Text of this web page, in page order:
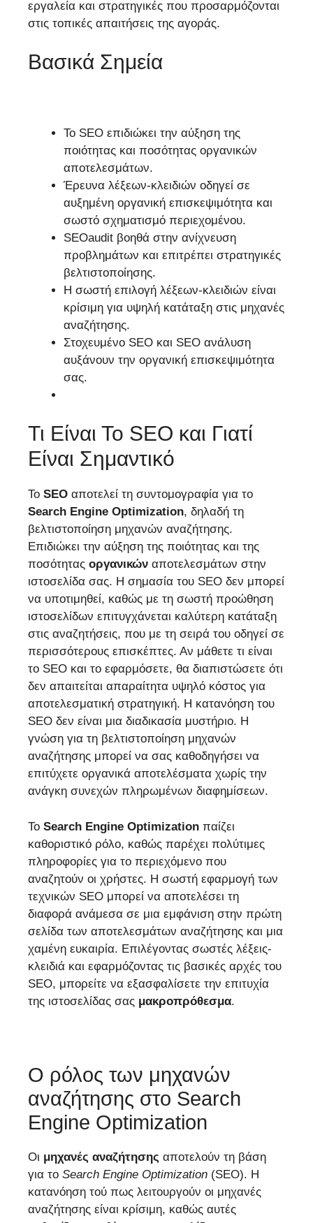
εργαλεία και στρατηγικές που προσαρμόζονται
στις τοπικές απαιτήσεις της αγοράς.
Βασικά Σημεία
Το SEO επιδιώκει την αύξηση της
ποιότητας και ποσότητας οργανικών
αποτελεσμάτων.
Έρευνα λέξεων-κλειδιών οδηγεί σε
αυξημένη οργανική επισκεψιμότητα και
σωστό σχηματισμό περιεχομένου.
SEOaudit βοηθά στην ανίχνευση
προβλημάτων και επιτρέπει στρατηγικές
βελτιστοποίησης.
Η σωστή επιλογή λέξεων-κλειδιών είναι
κρίσιμη για υψηλή κατάταξη στις μηχανές
αναζήτησης.
Στοχευμένο SEO και SEO ανάλυση
αυξάνουν την οργανική επισκεψιμότητα
σας.
Τι Είναι Το SEO και Γιατί
Είναι Σημαντικό
Το SEO αποτελεί τη συντομογραφία για το
Search Engine Optimization, δηλαδή τη
βελτιστοποίηση μηχανών αναζήτησης.
Επιδιώκει την αύξηση της ποιότητας και της
ποσότητας οργανικών αποτελεσμάτων στην
ιστοσελίδα σας. Η σημασία του SEO δεν μπορεί
να υποτιμηθεί, καθώς με τη σωστή προώθηση
ιστοσελίδων επιτυγχάνεται καλύτερη κατάταξη
στις αναζητήσεις, που με τη σειρά του οδηγεί σε
περισσότερους επισκέπτες. Αν μάθετε τι είναι
το SEO και το εφαρμόσετε, θα διαπιστώσετε ότι
δεν απαιτείται απαραίτητα υψηλό κόστος για
αποτελεσματική στρατηγική. Η κατανόηση του
SEO δεν είναι μια διαδικασία μυστήριο. Η
γνώση για τη βελτιστοποίηση μηχανών
αναζήτησης μπορεί να σας καθοδηγήσει να
επιτύχετε οργανικά αποτελέσματα χωρίς την
ανάγκη συνεχών πληρωμένων διαφημίσεων.
Το Search Engine Optimization παίζει
καθοριστικό ρόλο, καθώς παρέχει πολύτιμες
πληροφορίες για το περιεχόμενο που
αναζητούν οι χρήστες. Η σωστή εφαρμογή των
τεχνικών SEO μπορεί να αποτελέσει τη
διαφορά ανάμεσα σε μια εμφάνιση στην πρώτη
σελίδα των αποτελεσμάτων αναζήτησης και μια
χαμένη ευκαιρία. Επιλέγοντας σωστές λέξεις-
κλειδιά και εφαρμόζοντας τις βασικές αρχές του
SEO, μπορείτε να εξασφαλίσετε την επιτυχία
της ιστοσελίδας σας μακροπρόθεσμα.
Ο ρόλος των μηχανών
αναζήτησης στο Search
Engine Optimization
Οι μηχανές αναζήτησης αποτελούν τη βάση
για το Search Engine Optimization (SEO). Η
κατανόηση τού πως λειτουργούν οι μηχανές
αναζήτησης είναι κρίσιμη, καθώς αυτές